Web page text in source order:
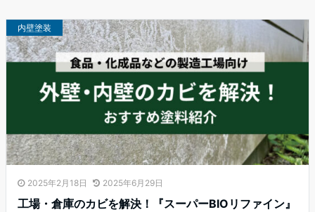
内壁塗装
2025年2月18日 2025年6月29日
工場・倉庫のカビを解決！『スーパーBIOリファイン』